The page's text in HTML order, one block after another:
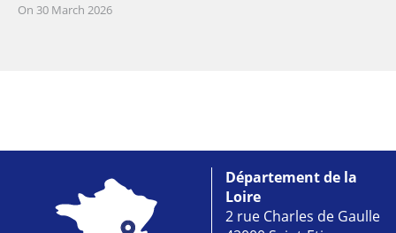
On 30 March 2026
Département de la
Loire
2 rue Charles de Gaulle